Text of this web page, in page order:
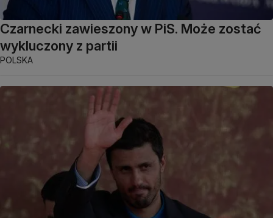
Czarnecki zawieszony w PiS. Może zostać
wykluczony z partii
POLSKA